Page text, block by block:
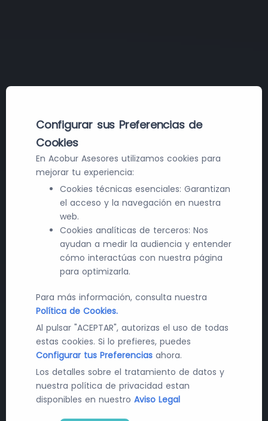
Últimas Noticias en Farma y
Tecnología
Recibe diariamente las últimas novedades y
Configurar sus Preferencias de
Cookies
En Acobur Asesores utilizamos cookies para
mejorar tu experiencia:
Cookies técnicas esenciales: Garantizan
el acceso y la navegación en nuestra
web.
Cookies analíticas de terceros: Nos
ayudan a medir la audiencia y entender
cómo interactúas con nuestra página
para optimizarla.
Para más información, consulta nuestra
Política de Cookies.
Al pulsar "ACEPTAR", autorizas el uso de todas
estas cookies. Si lo prefieres, puedes
Configurar tus Preferencias ahora.
Los detalles sobre el tratamiento de datos y
nuestra política de privacidad estan
disponibles en nuestro Aviso Legal